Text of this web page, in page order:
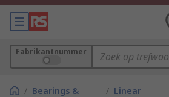
Fabrikantnummer
/ Bearings &
/ Linear